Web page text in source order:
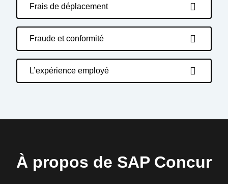
Frais de déplacement
Fraude et conformité
L’expérience employé
À propos de SAP Concur